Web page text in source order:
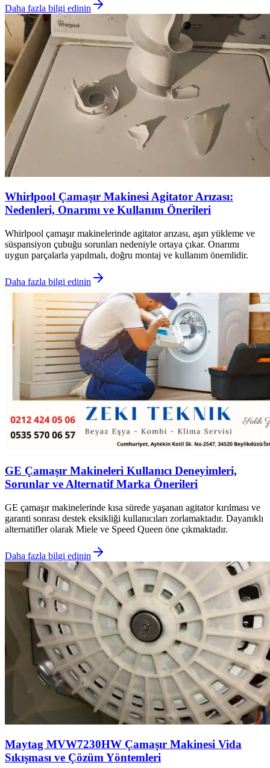
Daha fazla bilgi edinin
Whirlpool Çamaşır Makinesi Agitator Arızası:
Nedenleri, Onarımı ve Kullanım Önerileri
Whirlpool çamaşır makinelerinde agitator arızası, aşırı yükleme ve
süspansiyon çubuğu sorunları nedeniyle ortaya çıkar. Onarımı
uygun parçalarla yapılmalı, doğru montaj ve kullanım önemlidir.
Daha fazla bilgi edinin
GE Çamaşır Makineleri Kullanıcı Deneyimleri,
Sorunlar ve Alternatif Marka Önerileri
GE çamaşır makinelerinde kısa sürede yaşanan agitator kırılması ve
garanti sonrası destek eksikliği kullanıcıları zorlamaktadır. Dayanıklı
alternatifler olarak Miele ve Speed Queen öne çıkmaktadır.
Daha fazla bilgi edinin
Maytag MVW7230HW Çamaşır Makinesi Vida
Sıkışması ve Çözüm Yöntemleri